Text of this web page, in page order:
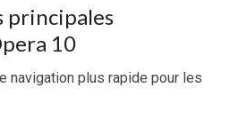
principales
10
navigation plus rapide pour les